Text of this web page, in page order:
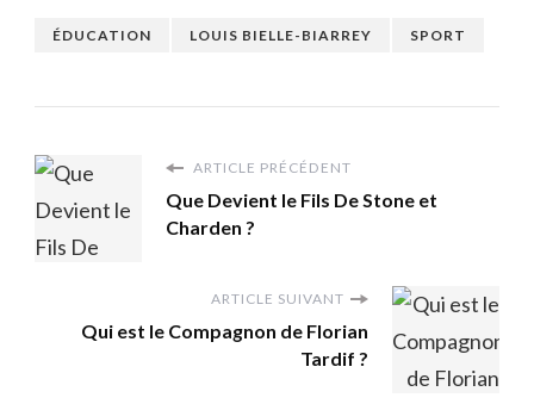
ÉDUCATION LOUIS BIELLE-BIARREY SPORT
ARTICLE PRÉCÉDENT
Que Devient le Fils De Stone et
Charden ?
ARTICLE SUIVANT
Qui est le Compagnon de Florian
Tardif ?